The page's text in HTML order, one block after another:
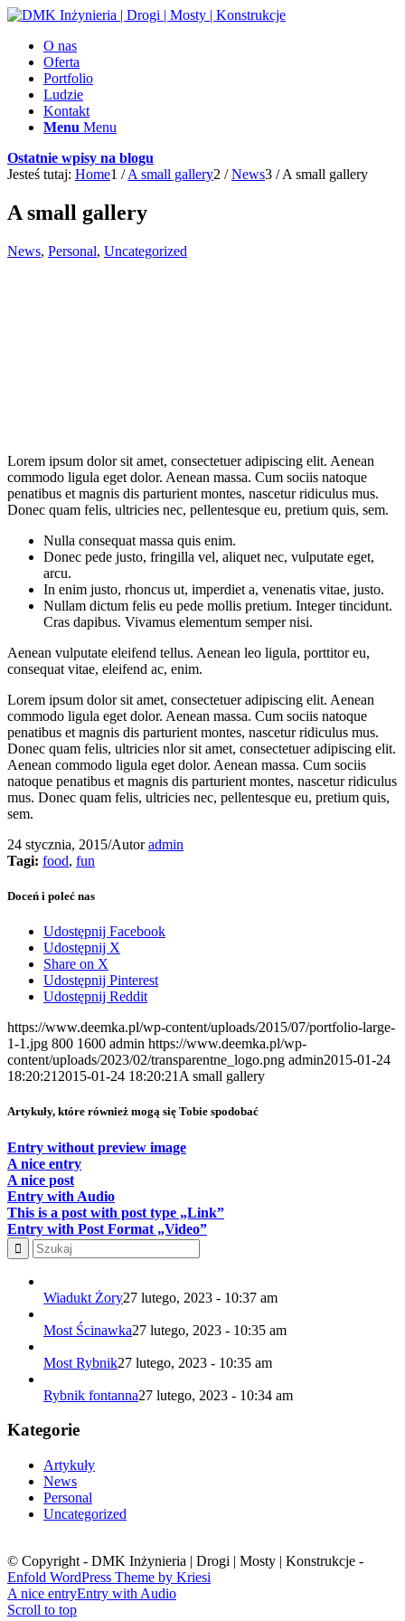
O nas
Oferta
Portfolio
Ludzie
Kontakt
Menu Menu
Ostatnie wpisy na blogu
Jesteś tutaj: Home1 / A small gallery2 / News3 / A small gallery
A small gallery
News, Personal, Uncategorized
Lorem ipsum dolor sit amet, consectetuer adipiscing elit. Aenean
commodo ligula eget dolor. Aenean massa. Cum sociis natoque
penatibus et magnis dis parturient montes, nascetur ridiculus mus.
Donec quam felis, ultricies nec, pellentesque eu, pretium quis, sem.
Nulla consequat massa quis enim.
Donec pede justo, fringilla vel, aliquet nec, vulputate eget,
arcu.
In enim justo, rhoncus ut, imperdiet a, venenatis vitae, justo.
Nullam dictum felis eu pede mollis pretium. Integer tincidunt.
Cras dapibus. Vivamus elementum semper nisi.
Aenean vulputate eleifend tellus. Aenean leo ligula, porttitor eu,
consequat vitae, eleifend ac, enim.
Lorem ipsum dolor sit amet, consectetuer adipiscing elit. Aenean
commodo ligula eget dolor. Aenean massa. Cum sociis natoque
penatibus et magnis dis parturient montes, nascetur ridiculus mus.
Donec quam felis, ultricies nlor sit amet, consectetuer adipiscing elit.
Aenean commodo ligula eget dolor. Aenean massa. Cum sociis
natoque penatibus et magnis dis parturient montes, nascetur ridiculus
mus. Donec quam felis, ultricies nec, pellentesque eu, pretium quis,
sem.
24 stycznia, 2015/Autoradmin
Tagi: food, fun
Doceń i poleć nas
Udostępnij Facebook
Udostępnij X
Share on X
Udostępnij Pinterest
Udostępnij Reddit
https://www.deemka.pl/wp-content/uploads/2015/07/portfolio-large-
1-1.jpg 800 1600 admin https://www.deemka.pl/wp-
content/uploads/2023/02/transparentne_logo.png admin2015-01-24
18:20:21 2015-01-24 18:20:21 A small gallery
Artykuły, które również mogą się Tobie spodobać
Entry without preview image
A nice entry
A nice post
Entry with Audio
This is a post with post type „Link”
Entry with Post Format „Video”
Wiadukt Żory27 lutego, 2023 - 10:37 am
Most Ścinawka27 lutego, 2023 - 10:35 am
Most Rybnik27 lutego, 2023 - 10:35 am
Rybnik fontanna27 lutego, 2023 - 10:34 am
Kategorie
Artykuły
News
Personal
Uncategorized
© Copyright - DMK Inżynieria | Drogi | Mosty | Konstrukcje -
Enfold WordPress Theme by Kriesi
A nice entryEntry with Audio
Scroll to top